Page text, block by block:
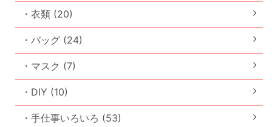
・衣類 (20)
・バッグ (24)
・マスク (7)
・DIY (10)
・手仕事いろいろ (53)